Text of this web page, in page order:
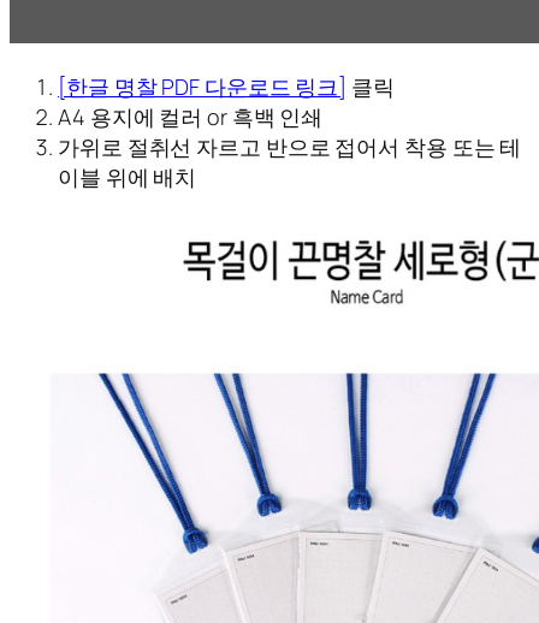
[한글 명찰 PDF 다운로드 링크] 클릭
A4 용지에 컬러 or 흑백 인쇄
가위로 절취선 자르고 반으로 접어서 착용 또는 테
이블 위에 배치